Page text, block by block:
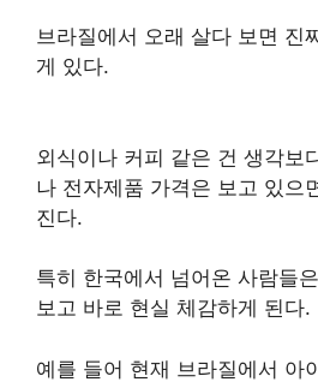
브라질에서 오래 살다 보면 진
게 있다.
외식이나 커피 같은 건 생각보
나 전자제품 가격은 보고 있으
진다.
특히 한국에서 넘어온 사람들
보고 바로 현실 체감하게 된다.
예를 들어 현재 브라질에서 아